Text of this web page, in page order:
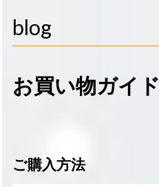
blog
お買い物ガイド
ご購入方法